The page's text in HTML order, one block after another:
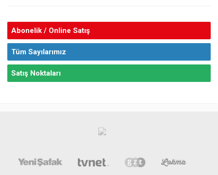
Abonelik / Online Satış
Tüm Sayılarımız
Satış Noktaları